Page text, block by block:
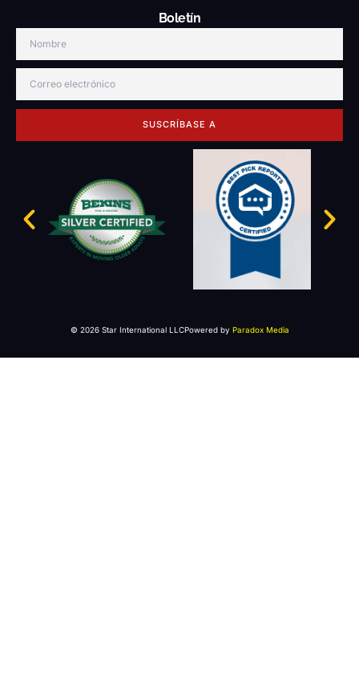
Boletín
SUSCRÍBASE A
© 2026 Star International LLCPowered by Paradox Media